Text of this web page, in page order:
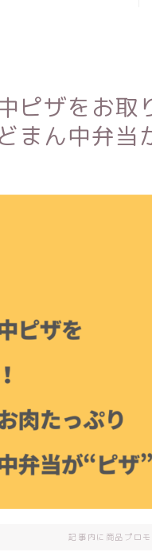
ピザをお取
まん中弁当
記事内に商品プロ